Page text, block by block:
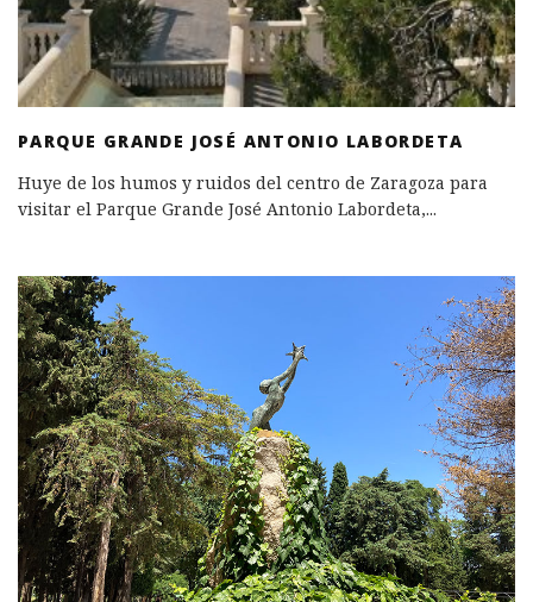
PARQUE GRANDE JOSÉ ANTONIO LABORDETA
Huye de los humos y ruidos del centro de Zaragoza para
visitar el Parque Grande José Antonio Labordeta,...